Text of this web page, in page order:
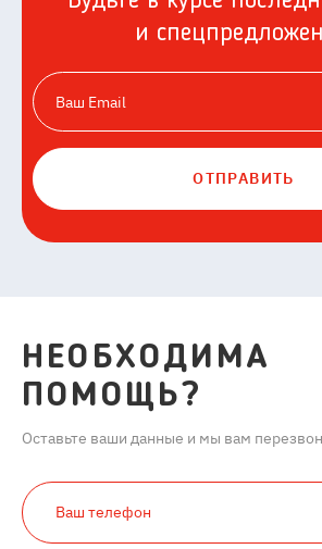
и
ОТПРАВИТЬ
НЕОБХОДИМА
ПОМОЩЬ?
Оставьте ваши данные и мы вам